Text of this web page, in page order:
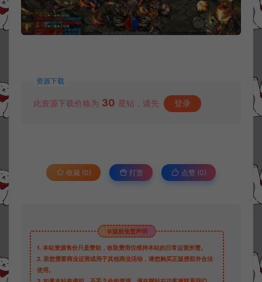
资源下载
此资源下载价格为 30 星钻，请先 登录
收藏 (0) 打赏 点赞 (0)
©版权免责声明
1. 本站资源售价只是赞助，收取费用仅维持本站的日常运营所需。
2. 若您需要商业运营或用于其他商业活动，请您购买正版授权并合法
使用。